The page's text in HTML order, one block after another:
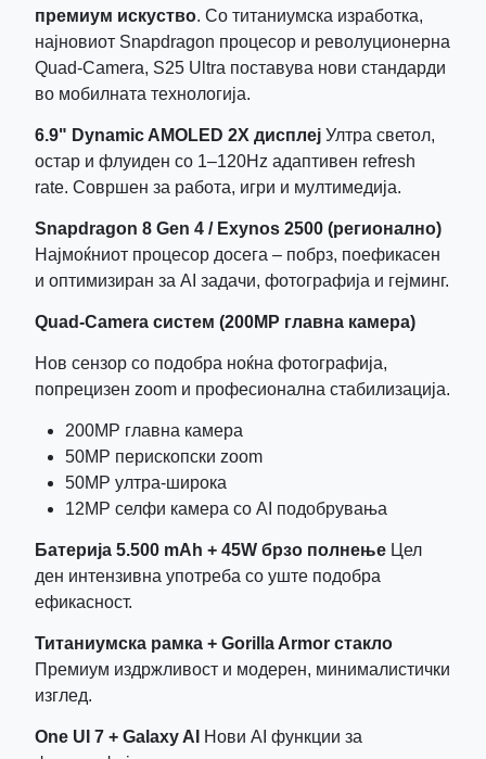
премиум искуство. Со титаниумска изработка,
најновиот Snapdragon процесор и револуционерна
Quad‑Camera, S25 Ultra поставува нови стандарди
во мобилната технологија.
6.9" Dynamic AMOLED 2X дисплејУлтра светол,
остар и флуиден со 1–120Hz адаптивен refresh
rate. Совршен за работа, игри и мултимедија.
Snapdragon 8 Gen 4 / Exynos 2500 (регионално)
Најмоќниот процесор досега – побрз, поефикасен
и оптимизиран за AI задачи, фотографија и гејминг.
Quad‑Camera систем (200MP главна камера)
Нов сензор со подобра ноќна фотографија,
попрецизен zoom и професионална стабилизација.
200MP главна камера
50MP перископски zoom
50MP ултра‑широка
12MP селфи камера со AI подобрувања
Батерија 5.500 mAh + 45W брзо полнењеЦел
ден интензивна употреба со уште подобра
ефикасност.
Титаниумска рамка + Gorilla Armor стакло
Премиум издржливост и модерен, минималистички
изглед.
One UI 7 + Galaxy AI
Нови AI функции за